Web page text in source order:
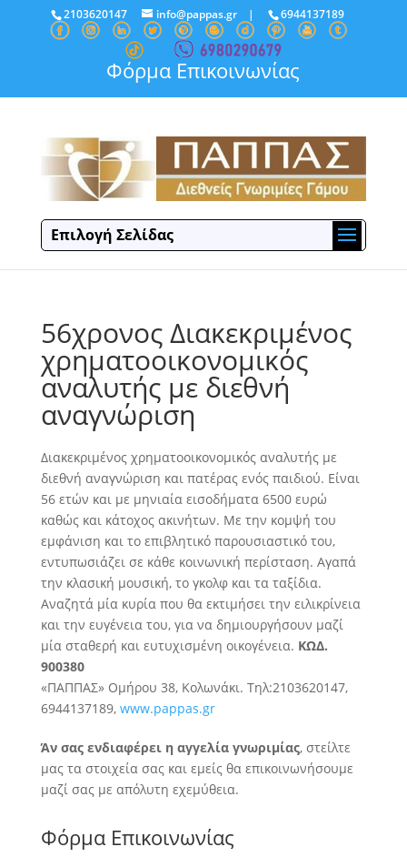
2103620147 info@pappas.gr| 6944137189
Φόρμα Επικοινωνίας
Επιλογή Σελίδας
56χρονος Διακεκριμένος
χρηματοοικονομικός
αναλυτής με διεθνή
αναγνώριση
Διακεκριμένος χρηματοοικονομικός αναλυτής με
διεθνή αναγνώριση και πατέρας ενός παιδιού. Είναι
56 ετών και με μηνιαία εισοδήματα 6500 ευρώ
καθώς και κάτοχος ακινήτων. Με την κομψή του
εμφάνιση και το επιβλητικό παρουσιαστικό του,
εντυπωσιάζει σε κάθε κοινωνική περίσταση. Αγαπά
την κλασική μουσική, το γκολφ και τα ταξίδια.
Αναζητά μία κυρία που θα εκτιμήσει την ειλικρίνεια
και την ευγένεια του, για να δημιουργήσουν μαζί
μία σταθερή και ευτυχισμένη οικογένεια. ΚΩΔ.
900380
«ΠΑΠΠΑΣ» Ομήρου 38, Κολωνάκι. Τηλ:2103620147,
6944137189, www.pappas.gr
Άν σας ενδιαφέρει η αγγελία γνωριμίας, στείλτε
μας τα στοιχεία σας και εμείς θα επικοινωνήσουμε
μαζί σας με απόλυτη εχεμύθεια.
Φόρμα Επικοινωνίας